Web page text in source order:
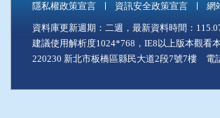
隱私權政策宣言 資訊安全政策宣言 網
資料庫更新週期：二週，最新資料時間：
建議使用解析度1024*768，IE8以上版本觀看
220230 新北市板橋區縣民大道2段7號7樓 電